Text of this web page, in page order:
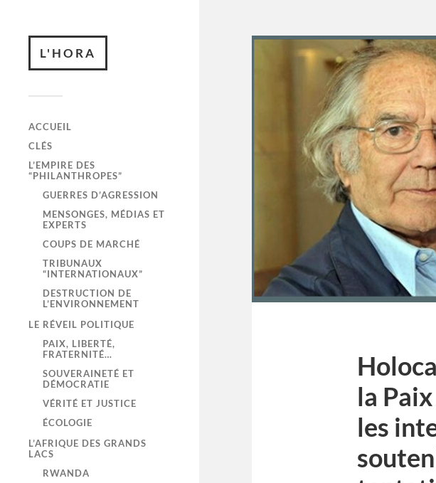
L'HORA
ACCUEIL
CLÉS
L’EMPIRE DES
“PHILANTHROPES”
GUERRES D’AGRESSION
MENSONGES, MÉDIAS ET
EXPERTS
COUPS DE MARCHÉ
TRIBUNAUX
“INTERNATIONAUX”
DESTRUCTION DE
L’ENVIRONNEMENT
LE RÉVEIL POLITIQUE
PAIX, LIBERTÉ,
FRATERNITÉ…
SOUVERAINETÉ ET
DÉMOCRATIE
VÉRITÉ ET JUSTICE
ÉCOLOGIE
L’AFRIQUE DES GRANDS
LACS
RWANDA
la
les